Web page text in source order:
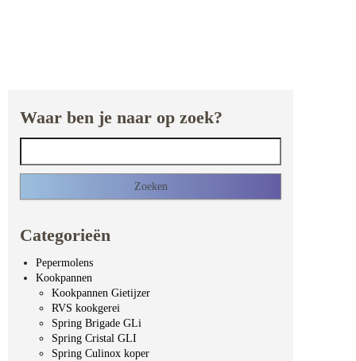
Waar ben je naar op zoek?
Categorieën
Pepermolens
Kookpannen
Kookpannen Gietijzer
RVS kookgerei
Spring Brigade GLi
Spring Cristal GLI
Spring Culinox koper